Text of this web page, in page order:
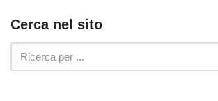
Cerca nel sito